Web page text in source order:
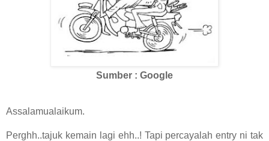
Sumber : Google
Assalamualaikum.
Perghh..tajuk kemain lagi ehh..! Tapi percayalah entry ni tak